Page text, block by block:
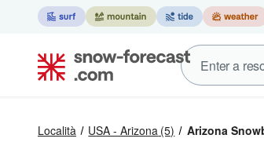
Località USA - Arizona (5) Arizona